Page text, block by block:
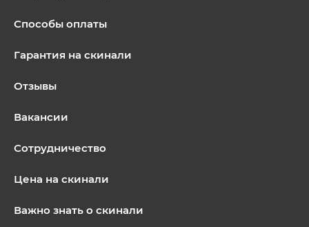
Способы оплаты
Гарантия на скинали
Отзывы
Вакансии
Сотрудничество
Цена на скинали
Важно знать о скинали